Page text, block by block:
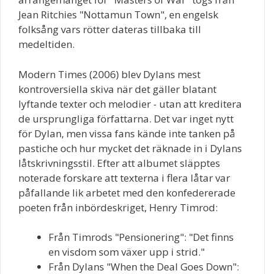
Jean Ritchies "Nottamun Town", en engelsk
folksång vars rötter dateras tillbaka till
medeltiden.
Modern Times (2006) blev Dylans mest
kontroversiella skiva när det gäller blatant
lyftande texter och melodier - utan att kreditera
de ursprungliga författarna. Det var inget nytt
för Dylan, men vissa fans kände inte tanken på
pastiche och hur mycket det räknade in i Dylans
låtskrivningsstil. Efter att albumet släpptes
noterade forskare att texterna i flera låtar var
påfallande lik arbetet med den konfedererade
poeten från inbördeskriget, Henry Timrod:
Från Timrods "Pensionering": "Det finns
en visdom som växer upp i strid."
Från Dylans "When the Deal Goes Down":